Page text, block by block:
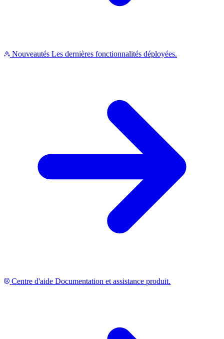
Nouveautés Les dernières fonctionnalités déployées.
Centre d'aide Documentation et assistance produit.